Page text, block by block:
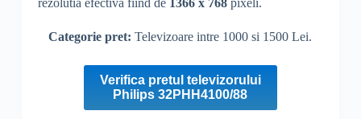
rezolutia efectiva fiind de 1366 x 768pixeli.
Categorie pret:Televizoare intre 1000 si 1500 Lei.
Verifica pretul televizorului
Philips 32PHH4100/88